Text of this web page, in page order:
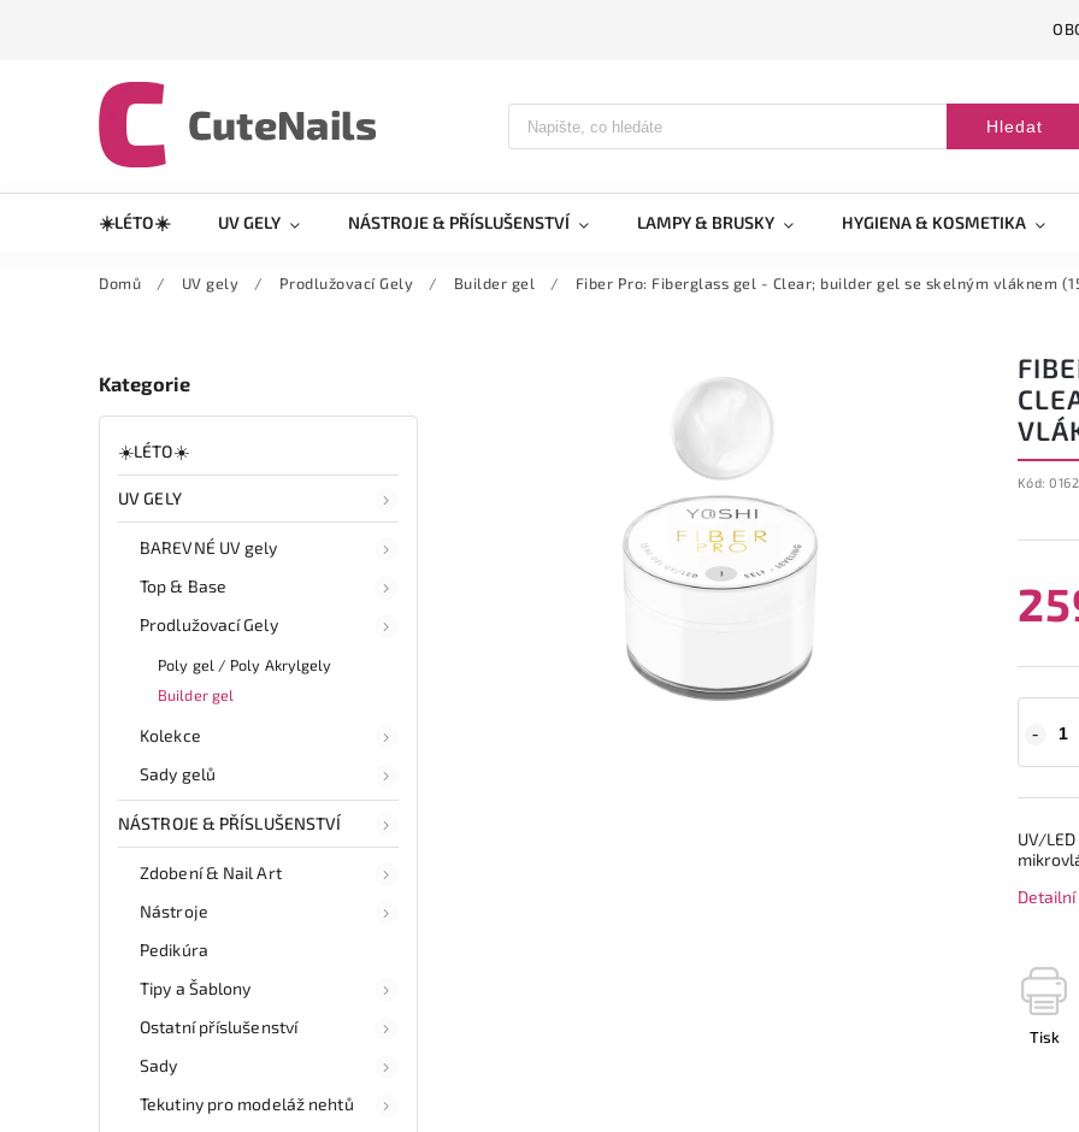
Hledat
☀️LÉTO☀️ UV GELY NÁSTROJE & PŘÍSLUŠENSTVÍ LAMPY & BRUSKY HYGIENA & KOSMETIKA
Domů / UV gely / Prodlužovací Gely / Builder gel / Fiber Pro: Fiberglass gel - Clear; builder gel se skelným vláknem
Kategorie
☀️LÉTO☀️
UV GELY
BAREVNÉ UV gely
Top & Base
Prodlužovací Gely
Poly gel / Poly Akrylgely
Builder gel
Kolekce
Sady gelů
NÁSTROJE & PŘÍSLUŠENSTVÍ
Zdobení & Nail Art
Nástroje
Pedikúra
Tipy a Šablony
Ostatní příslušenství
Sady
Tekutiny pro modeláž nehtů
Kód:
UV/
Tisk